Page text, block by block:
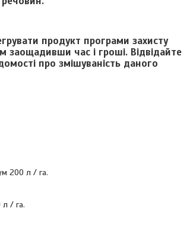
продукт програми захисту
заощадивши час і гроші. Відвідайте
про змішуваність даного
200 л / га.
л / га.